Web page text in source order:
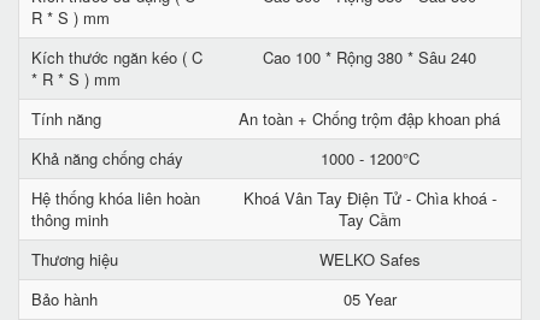
R * S ) mm
Kích thước ngăn kéo ( C
* R * S ) mm
Cao 100 * Rộng 380 * Sâu 240
Tính năng
An toàn + Chống trộm đập khoan phá
Khả năng chống cháy
1000 - 1200°C
Hệ thống khóa liên hoàn
thông minh
Khoá Vân Tay Điện Tử - Chìa khoá -
Tay Cầm
Thương hiệu
WELKO Safes
Bảo hành
05 Year